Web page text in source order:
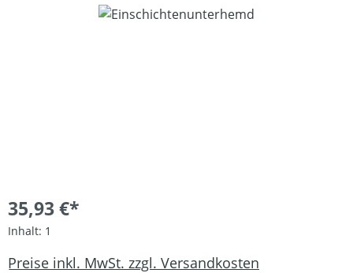
Bildergalerie überspringen
35,93 €*
Inhalt: 1
Preise inkl. MwSt. zzgl. Versandkosten